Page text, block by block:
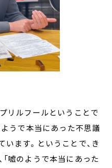
リルフールということで
ようで本当にあった不思議
ます。ということで、き
嘘のようで本当にあった